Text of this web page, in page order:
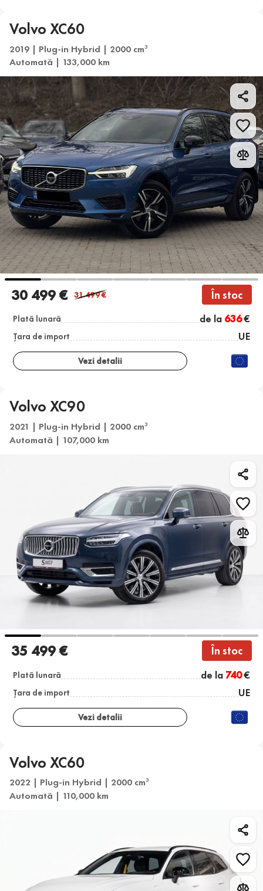
Volvo XC60
2019 | Plug-in Hybrid | 2000 cm3
Automată | 133,000 km
30 499 € 31 499€ În stoc
Plată lunară de la 636€
Țara de import UE
Vezi detalii
Volvo XC90
2021 | Plug-in Hybrid | 2000 cm3
Automată | 107,000 km
35 499 € În stoc
Plată lunară de la 740€
Țara de import UE
Vezi detalii
Volvo XC60
2022 | Plug-in Hybrid | 2000 cm3
Automată | 110,000 km